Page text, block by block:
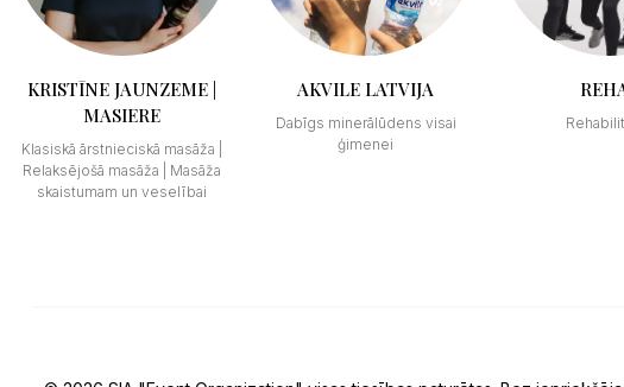
KRISTĪNE JAUNZEME |
MASIERE
Klasiskā ārstnieciskā masāža |
Relaksējošā masāža | Masāža
skaistumam un veselībai
AKVILE LATVIJA
Dabīgs minerālūdens visai
ģimenei